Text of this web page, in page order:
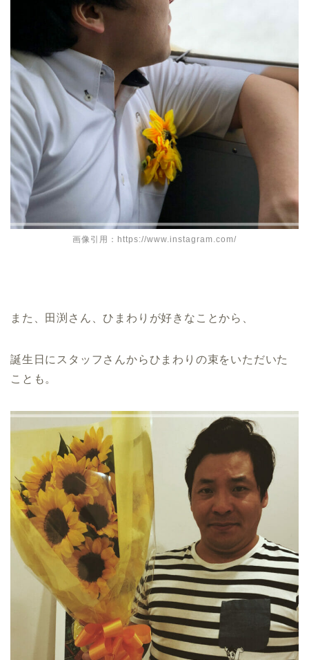
画像引用：https://www.instagram.com/
また、田渕さん、ひまわりが好きなことから、
誕生日にスタッフさんからひまわりの束をいただいた
ことも。